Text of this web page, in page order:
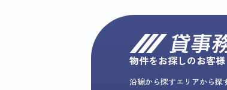
物件をお探しのお客様
沿線から探すエリアから探